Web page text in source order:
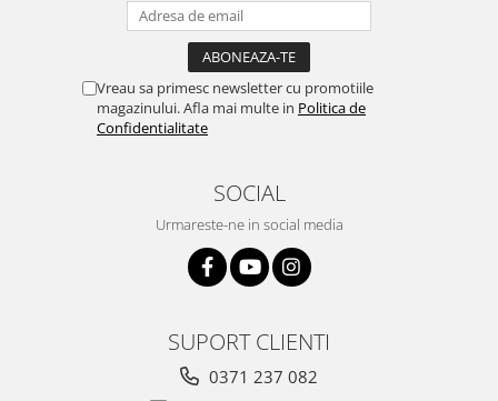
Vreau sa primesc newsletter cu promotiile
magazinului. Afla mai multe in Politica de
Confidentialitate
SOCIAL
Urmareste-ne in social media
SUPORT CLIENTI
0371 237 082